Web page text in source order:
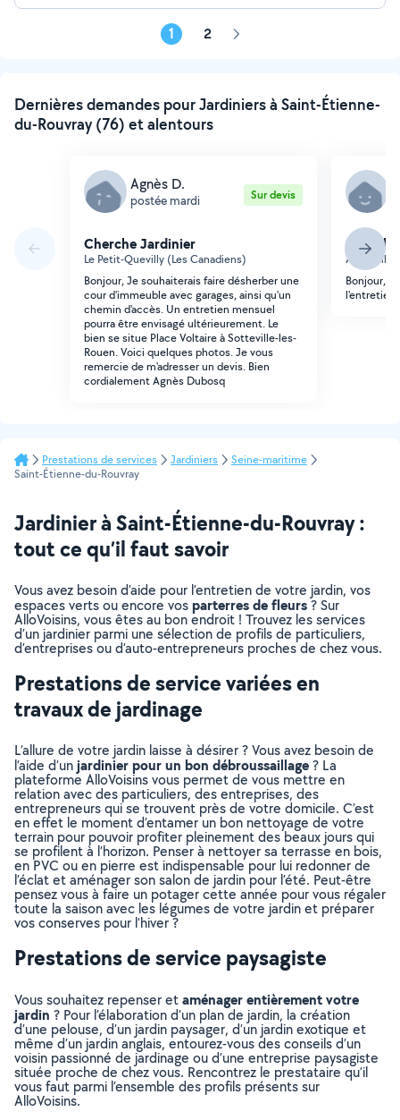
1 2 Page
Dernières demandes pour Jardiniers à Saint-Étienne-
du-Rouvray (76) et alentours
Agnès D.
postée mardi Sur devis
Cherche Jardinier
Le Petit-Quevilly (Les Canadiens)
Bonjour, Je souhaiterais faire désherber une
cour d'immeuble avec garages, ainsi qu'un
chemin d'accès. Un entretien mensuel
pourra être envisagé ultérieurement. Le
bien se situe Place Voltaire à Sotteville-les-
Rouen. Voici quelques photos. Je vous
remercie de m'adresser un devis. Bien
cordialement Agnès Dubosq
Bonjour,
l'entretien
Prestations de services Jardiniers
Seine-maritime
Saint-Étienne-du-Rouvray
Jardinier à Saint-Étienne-du-Rouvray :
tout ce qu’il faut savoir
Vous avez besoin d’aide pour l’entretien de votre jardin, vos
espaces verts ou encore vosparterres de fleurs? Sur
AlloVoisins, vous êtes au bon endroit ! Trouvez les services
d’un jardinier parmi une sélection de profils de particuliers,
d’entreprises ou d’auto-entrepreneurs proches de chez vous.
Prestations de service variées en
travaux de jardinage
L’allure de votre jardin laisse à désirer ? Vous avez besoin de
l’aide d’unjardinier pour un bon débroussaillage? La
plateforme AlloVoisins vous permet de vous mettre en
relation avec des particuliers, des entreprises, des
entrepreneurs qui se trouvent près de votre domicile. C’est
en effet le moment d’entamer un bon nettoyage de votre
terrain pour pouvoir profiter pleinement des beaux jours qui
se profilent à l’horizon. Penser à nettoyer sa terrasse en bois,
en PVC ou en pierre est indispensable pour lui redonner de
l’éclat et aménager son salon de jardin pour l’été. Peut-être
pensez vous à faire un potager cette année pour vous régaler
toute la saison avec les légumes de votre jardin et préparer
vos conserves pour l’hiver ?
Prestations de service paysagiste
Vous souhaitez repenser etaménager entièrement votre
jardin ? Pour l’élaboration d’un plan de jardin, la création
d’une pelouse, d’un jardin paysager, d’un jardin exotique et
même d’un jardin anglais, entourez-vous des conseils d’un
voisin passionné de jardinage ou d’une entreprise paysagiste
située proche de chez vous. Rencontrez le prestataire qu’il
vous faut parmi l’ensemble des profils présents sur
AlloVoisins.